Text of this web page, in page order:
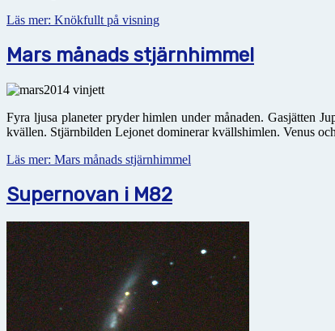
Läs mer: Knökfullt på visning
Mars månads stjärnhimmel
Fyra ljusa planeter pryder himlen under månaden. Gasjätten
kvällen. Stjärnbilden Lejonet dominerar kvällshimlen. Venus
Läs mer: Mars månads stjärnhimmel
Supernovan i M82